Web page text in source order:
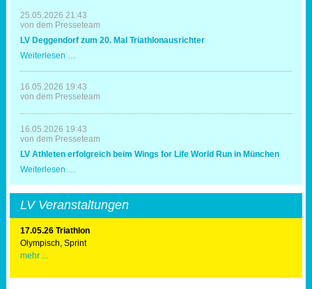
Triathleten
in
Erding
Spaß
Erfolg
25.05.2026 21:43
von dem Presseteam
LV Deggendorf zum 20. Mal Triathlonausrichter
Weiterlesen …
zum
20.
Mal
16.05.2026 19:43
von dem Presseteam
16.05.2026 19:43
von dem Presseteam
LV Athleten erfolgreich beim Wings for Life World Run in München
Weiterlesen …
erfolgreich
Wings
for
Life
World
Run
LV Veranstaltungen
17.05.26 Triathlon
Olympisch, Sprint
mehr ...